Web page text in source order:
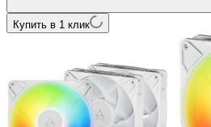
Купить в 1 клик